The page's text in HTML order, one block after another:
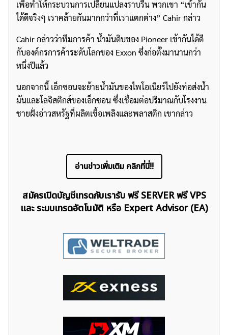
เพื่อทำให้กระบวนการเปลี่ยนแปลงราบรื่น พวกเขา “เข้ากัน
ได้ดีจริงๆ เราคล้ายกันมากกว่าที่เราแตกต่าง” Cahir กล่าว
Cahir กล่าวว่าทีมการค้า น้ำมันดิบของ Pioneer เข้ากันได้ดี
กับองค์กรการค้าระดับโลกของ Exxon ซึ่งก่อตั้งมานานกว่า
หนึ่งปีแล้ว
นอกจากนี้ เอ็กซอนจะย้ายน้ำมันของไพโอเนียร์ไปยังท่อส่งน้ำ
มันและโลจิสติกส์ของเอ็กซอน ซึ่งเชื่อมต่อปริมาณกับโรงงาน
ชายฝั่งอ่าวสหรัฐที่ผลิตเชื้อเพลิงและพลาสติก เขากล่าว
อ่านข่าวเพิ่มเติม คลิกที่นี่!!
สมัครเปิดบัญชีเทรดกับเรารับ ฟรี SERVER ฟรี VPS
และ ระบบเทรดอัตโนมัติ หรือ Expert Advisor (EA)